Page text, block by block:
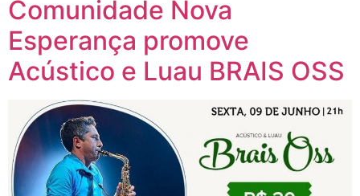
Comunidade Nova
Esperança promove
Acústico e Luau BRAIS OSS